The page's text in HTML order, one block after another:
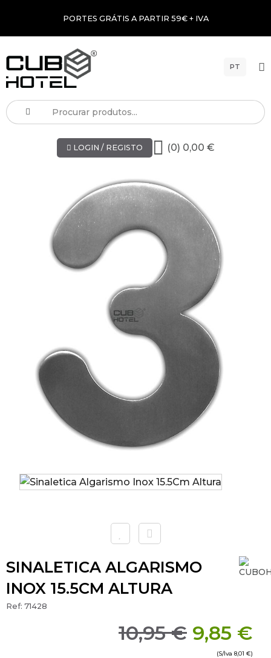
PORTES GRÁTIS A PARTIR 59€ + IVA
PT
LOGIN / REGISTO (0) 0,00 €
SINALETICA ALGARISMO
INOX 15.5CM ALTURA
Ref: 71428
10,95 € 9,85 €
(S/Iva 8,01 €)